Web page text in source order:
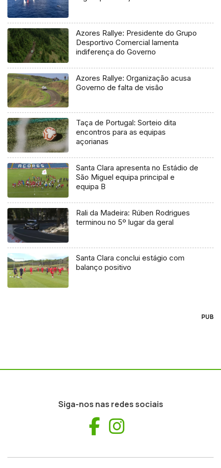
Azores Rallye: Presidente do Grupo
Desportivo Comercial lamenta
indiferença do Governo
Azores Rallye: Organização acusa
Governo de falta de visão
Taça de Portugal: Sorteio dita
encontros para as equipas
açorianas
Santa Clara apresenta no Estádio de
São Miguel equipa principal e
equipa B
Rali da Madeira: Rúben Rodrigues
terminou no 5º lugar da geral
Santa Clara conclui estágio com
balanço positivo
PUB
Siga-nos nas redes sociais
Facebook